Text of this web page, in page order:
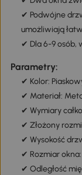
✔ Podwójne
umożliwiają
✔ Dla 6-9 osób,
Parametry:
✔ Kolor:
✔ Materiał:
✔ Wymiary
✔ Złożony
✔ Wysokość
✔ Rozmiar okna:
✔ Odległość